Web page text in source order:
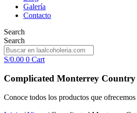
Galería
Contacto
Search
Search
S/0.00 0 Cart
Complicated Monterrey
Conoce todos los productos que